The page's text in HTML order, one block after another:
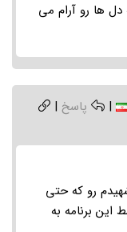
ها رو آرام می
| پاسخ |
رو که حتی
این برنامه به